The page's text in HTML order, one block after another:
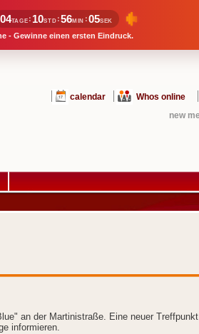
04TAGE : 10STD :56MIN :05SEK
- Gewinne einen ersten Eindruck.
calendar Whos online
new
an der Martinistraße. Eine neuer Treffpunkt
informieren.